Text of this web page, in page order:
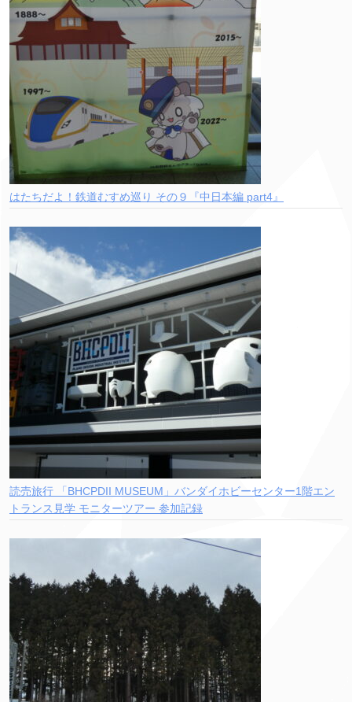
はたちだよ！鉄道むすめ巡り その９『中日本編 part4』
読売旅行 「BHCPDII MUSEUM」バンダイホビーセンター1階エン
トランス見学 モニターツアー 参加記録